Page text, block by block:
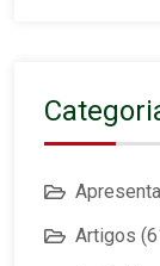
Artigos